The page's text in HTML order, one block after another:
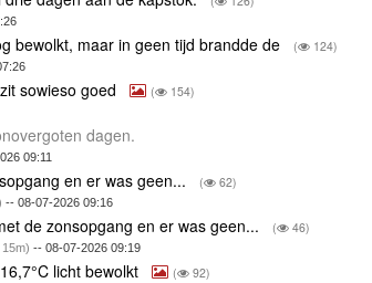
bewolkt, maar in geen tijd brandde de ( 124)
sowieso goed ( 154)
dagen.
09:11
en er was geen... ( 62)
-- 08-07-2026 09:16
de zonsopgang en er was geen... ( 46)
-- 08-07-2026 09:19
licht bewolkt ( 92)